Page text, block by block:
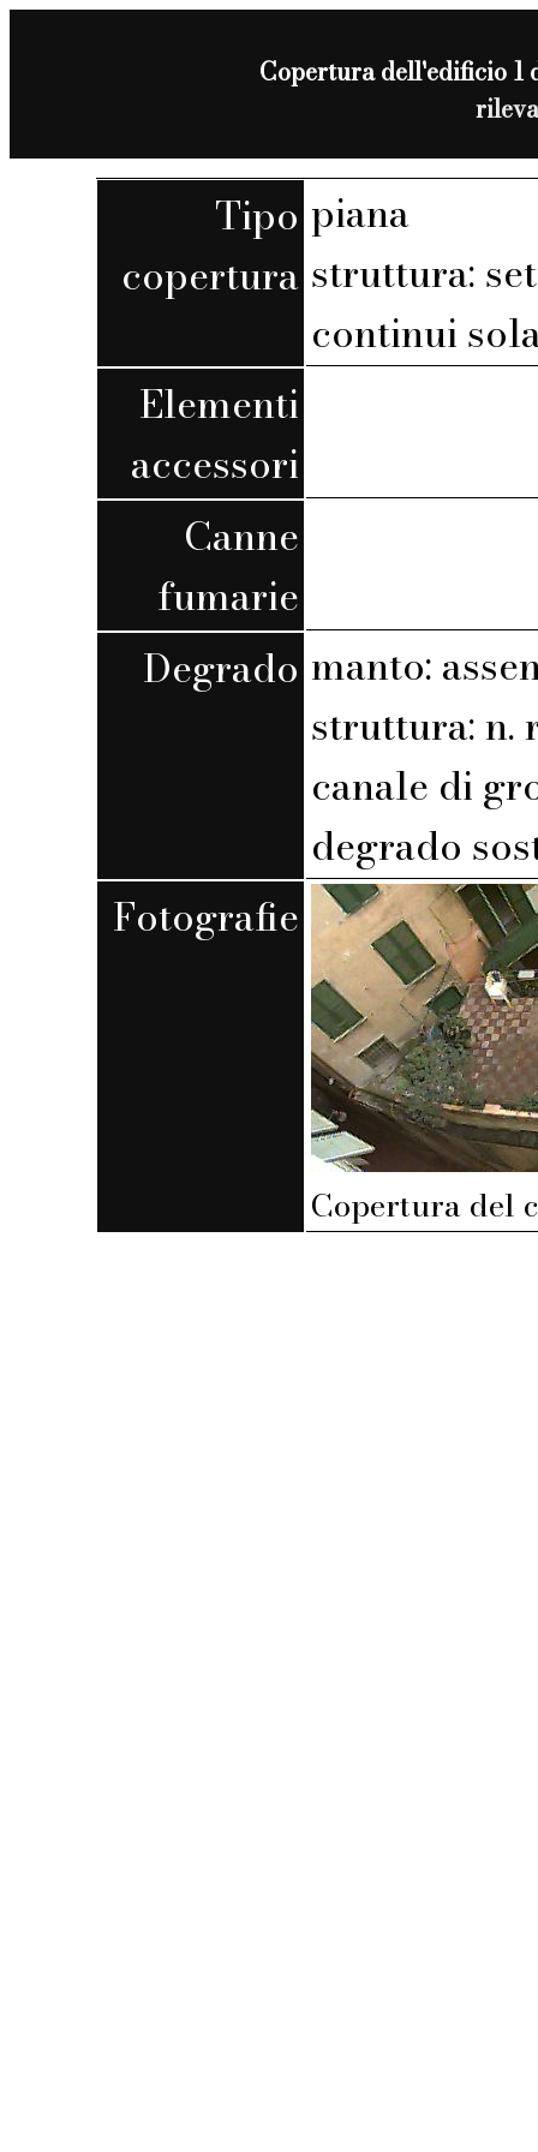
Copertura dell'edificio 1
Tipo
copertura
piana
struttura:
continui
Elementi
accessori
Canne
fumarie
Degrado manto:
struttura: n.
canale di
degrado
Fotografie
Copertura del